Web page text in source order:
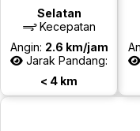
Selatan
Kecepatan
Angin: 2.6 km/jam
Jarak Pandang:
< 4 km